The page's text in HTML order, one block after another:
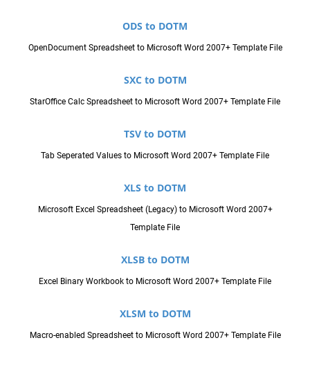
ODS to DOTM
OpenDocument Spreadsheet to Microsoft Word 2007+ Template File
SXC to DOTM
StarOffice Calc Spreadsheet to Microsoft Word 2007+ Template File
TSV to DOTM
Tab Seperated Values to Microsoft Word 2007+ Template File
XLS to DOTM
Microsoft Excel Spreadsheet (Legacy) to Microsoft Word 2007+
Template File
XLSB to DOTM
Excel Binary Workbook to Microsoft Word 2007+ Template File
XLSM to DOTM
Macro-enabled Spreadsheet to Microsoft Word 2007+ Template File